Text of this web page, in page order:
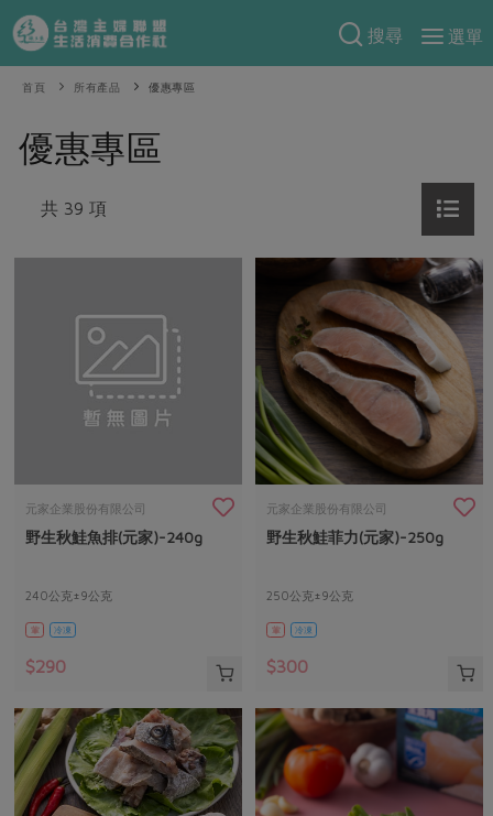
搜尋
選單
產品分類
當季蔬果
一籃菜
芽苗類
奶蛋豆・五穀
乳製品
米麵雜糧
水畜加工品
調理食材・點心
調味醬料/南北貨 烘焙
保健食品
居家好物
食譜料理
料理方式
醬料
湯品．鍋物
涼拌沙拉
飲品
防災用品預購圓滿結束
2026年端午節預購圓滿結束
更多預購活動
合作25-經典快閃最後一週
合作25-精選產品第三彈
更多當季產品
議題活動
主婦聯盟X樂齡網特約優惠案
30%rPET紅烏龍茶
一籃菜真心話
社內大小事 合作聯合國
產品故事 生活提案
親子食育
廚房瑜伽
減硝酸鹽
減添加物 減塑減廢
公益金 食農教育
更多議題
認識合作社
員工與求才
自主把關
檢驗報告
硝酸鹽檢驗
社員權益
合作社法規
重要公告
首頁 所有產品 優惠專區
優惠專區
共 39 項
元家企業股份有限公司
野生秋鮭魚排(元家)-240g
240公克±9公克
葷 冷凍
$290
元家企業股份有限公司
野生秋鮭菲力(元家)-250g
250公克±9公克
葷 冷凍
$300